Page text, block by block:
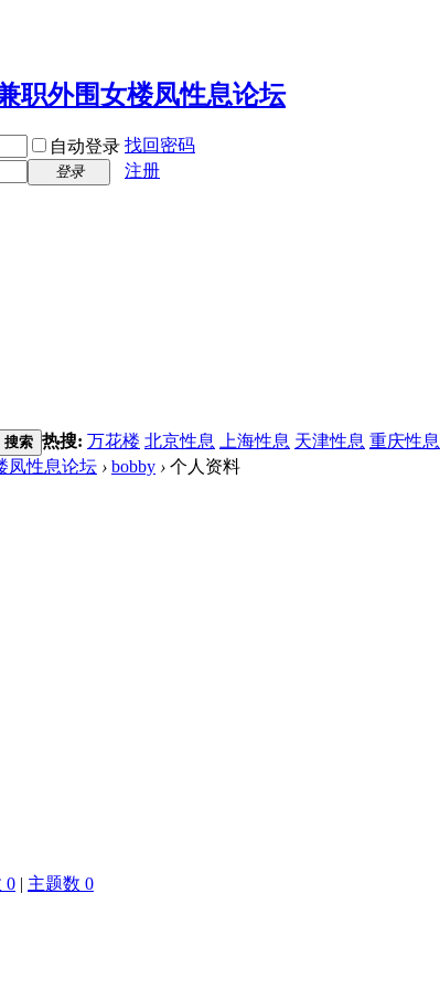
自动登录 找回密码
登录
注册
搜索 热搜: 万花楼 北京性息 上海性息 天津性息 重庆性息
凤性息论坛 › bobby › 个人资料
0 | 主题数 0